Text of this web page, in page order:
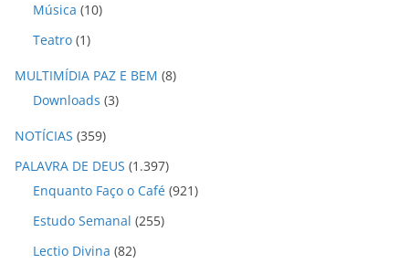
Música (10)
Teatro (1)
MULTIMÍDIA PAZ E BEM (8)
Downloads (3)
NOTÍCIAS (359)
PALAVRA DE DEUS (1.397)
Enquanto Faço o Café (921)
Estudo Semanal (255)
Lectio Divina (82)